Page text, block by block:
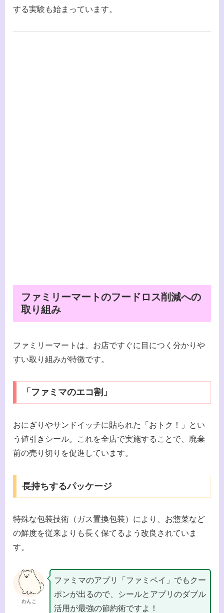
する実験も始まっています。
ファミリーマートのフードロス削減への
取り組み
ファミリーマートは、お店ですぐに目につく分かりや
すい取り組みが特徴です。
「ファミマのエコ割」
おにぎりやサンドイッチに貼られた「おトク！」とい
う値引きシール。これを全店で実施することで、廃棄
前の売り切りを促進しています。
長持ちするパッケージ
特殊な包装技術（ガス置換包装）により、お惣菜など
の鮮度を従来よりも長く保てるよう改良されていま
す。
わんこ
ファミマのアプリ「ファミペイ」でもクー
ポンが出るので、シールとアプリのダブル
活用が最強の節約術ですよ！